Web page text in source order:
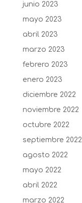
junio 2023
mayo 2023
abril 2023
marzo 2023
febrero 2023
enero 2023
diciembre 2022
noviembre 2022
octubre 2022
septiembre 2022
agosto 2022
mayo 2022
abril 2022
marzo 2022